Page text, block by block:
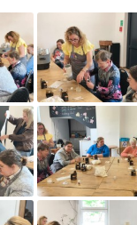
RĘKODZIEŁA
MEDIALNA
ZARADNOŚCI OSOBISTEJ
ZIELARSKA